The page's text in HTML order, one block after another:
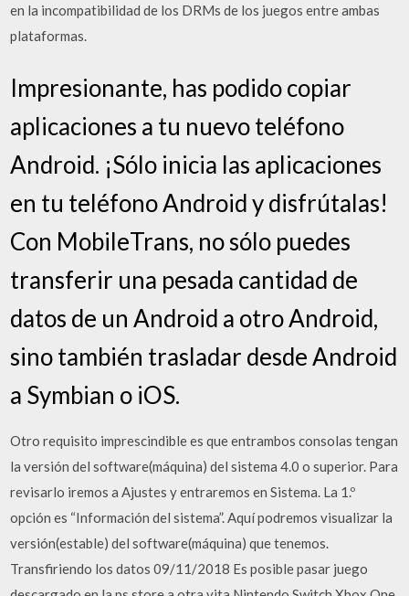
en la incompatibilidad de los DRMs de los juegos entre ambas
plataformas.
Impresionante, has podido copiar
aplicaciones a tu nuevo teléfono
Android. ¡Sólo inicia las aplicaciones
en tu teléfono Android y disfrútalas!
Con MobileTrans, no sólo puedes
transferir una pesada cantidad de
datos de un Android a otro Android,
sino también trasladar desde Android
a Symbian o iOS.
Otro requisito imprescindible es que entrambos consolas tengan
la versión del software(máquina) del sistema 4.0 o superior. Para
revisarlo iremos a Ajustes y entraremos en Sistema. La 1.º
opción es “Información del sistema”. Aquí podremos visualizar la
versión(estable) del software(máquina) que tenemos.
Transfiriendo los datos 09/11/2018 Es posible pasar juego